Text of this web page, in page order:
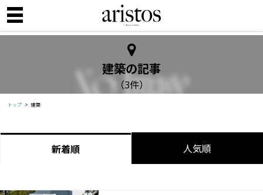
建築の記事
（3件）
トップ 建築
新着順 人気順